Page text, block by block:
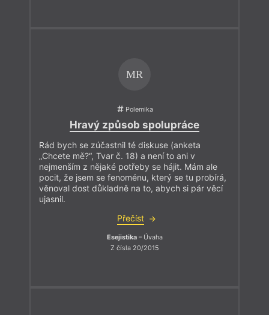
MR
Polemika
Hravý způsob spolupráce
Rád bych se zúčastnil té diskuse (anketa
„Chcete mě?“, Tvar č. 18) a není to ani v
nejmenším z nějaké potřeby se hájit. Mám ale
pocit, že jsem se fenoménu, který se tu probírá,
věnoval dost důkladně na to, abych si pár věcí
ujasnil.
Přečíst
Esejistika– Úvaha
Z čísla 20/2015